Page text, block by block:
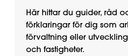
Här hittar du guider, råd
förklaringar för dig som
förvaltning eller
och fastigheter.